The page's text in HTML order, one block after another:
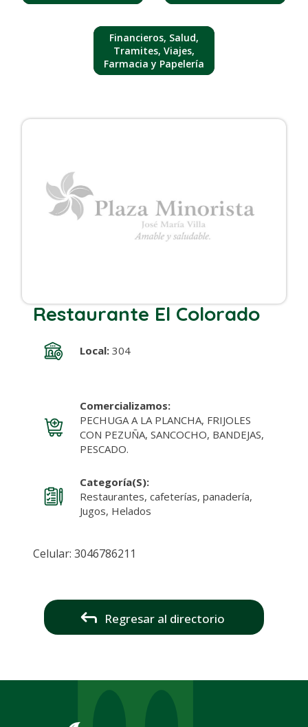
Financieros, Salud,
Tramites, Viajes,
Farmacia y Papelería
Restaurante El Colorado
Local:304
Comercializamos:
PECHUGA A LA PLANCHA, FRIJOLES
CON PEZUÑA, SANCOCHO, BANDEJAS,
PESCADO.
Categoría(s):
Restaurantes, cafeterías, panadería,
Jugos, Helados
Celular: 3046786211
Regresar al directorio